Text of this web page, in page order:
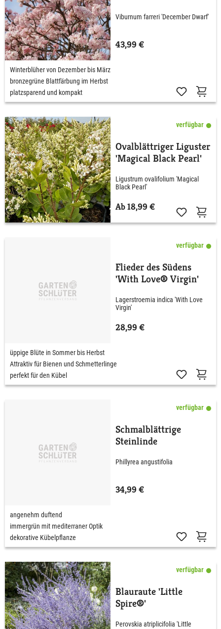
Viburnum farreri 'December Dwarf'
43,99 €
Winterblüher von Dezember bis März
bronzegrüne Blattfärbung im Herbst
platzsparend und kompakt
verfügbar
Ovalblättriger Liguster
'Magical Black Pearl'
Ligustrum ovalifolium 'Magical
Black Pearl'
Ab 18,99 €
verfügbar
Flieder des Südens
'With Love® Virgin'
Lagerstroemia indica 'With Love
Virgin'
28,99 €
üppige Blüte in Sommer bis Herbst
Attraktiv für Bienen und Schmetterlinge
perfekt für den Kübel
verfügbar
Schmalblättrige
Steinlinde
Phillyrea angustifolia
34,99 €
angenehm duftend
immergrün mit mediterraner Optik
dekorative Kübelpflanze
verfügbar
Blauraute 'Little
Spire®'
Perovskia atriplicifolia 'Little